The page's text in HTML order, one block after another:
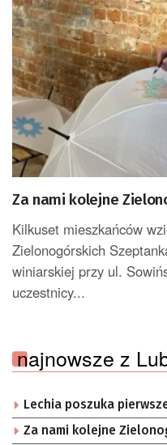
Za nami kolejne
Kilkuset mieszkańców
Zielonogórskich
winiarskiej przy ul.
uczestnicy...
najnowsze z
Lechia poszuka
Za nami kolejne